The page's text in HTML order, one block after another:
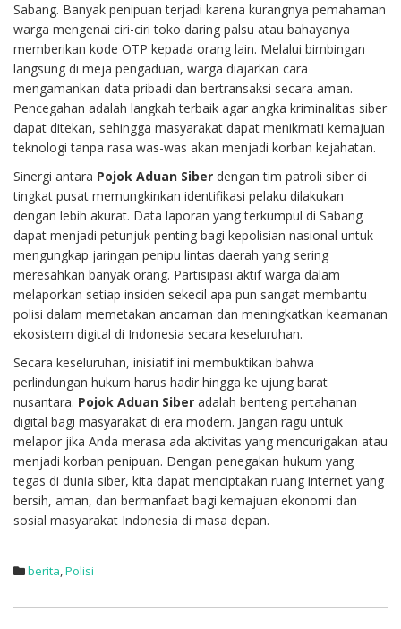
Sabang. Banyak penipuan terjadi karena kurangnya pemahaman
warga mengenai ciri-ciri toko daring palsu atau bahayanya
memberikan kode OTP kepada orang lain. Melalui bimbingan
langsung di meja pengaduan, warga diajarkan cara
mengamankan data pribadi dan bertransaksi secara aman.
Pencegahan adalah langkah terbaik agar angka kriminalitas siber
dapat ditekan, sehingga masyarakat dapat menikmati kemajuan
teknologi tanpa rasa was-was akan menjadi korban kejahatan.
Sinergi antara Pojok Aduan Siber dengan tim patroli siber di
tingkat pusat memungkinkan identifikasi pelaku dilakukan
dengan lebih akurat. Data laporan yang terkumpul di Sabang
dapat menjadi petunjuk penting bagi kepolisian nasional untuk
mengungkap jaringan penipu lintas daerah yang sering
meresahkan banyak orang. Partisipasi aktif warga dalam
melaporkan setiap insiden sekecil apa pun sangat membantu
polisi dalam memetakan ancaman dan meningkatkan keamanan
ekosistem digital di Indonesia secara keseluruhan.
Secara keseluruhan, inisiatif ini membuktikan bahwa
perlindungan hukum harus hadir hingga ke ujung barat
nusantara. Pojok Aduan Siber adalah benteng pertahanan
digital bagi masyarakat di era modern. Jangan ragu untuk
melapor jika Anda merasa ada aktivitas yang mencurigakan atau
menjadi korban penipuan. Dengan penegakan hukum yang
tegas di dunia siber, kita dapat menciptakan ruang internet yang
bersih, aman, dan bermanfaat bagi kemajuan ekonomi dan
sosial masyarakat Indonesia di masa depan.
berita,Polisi